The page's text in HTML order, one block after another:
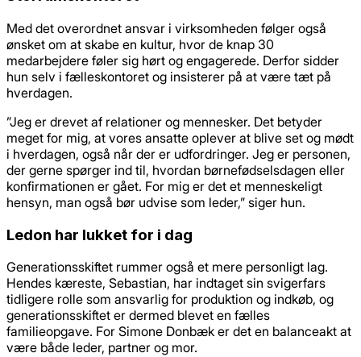
Med det overordnet ansvar i virksomheden følger også
ønsket om at skabe en kultur, hvor de knap 30
medarbejdere føler sig hørt og engagerede. Derfor sidder
hun selv i fælleskontoret og insisterer på at være tæt på
hverdagen.
”Jeg er drevet af relationer og mennesker. Det betyder
meget for mig, at vores ansatte oplever at blive set og mødt
i hverdagen, også når der er udfordringer. Jeg er personen,
der gerne spørger ind til, hvordan børnefødselsdagen eller
konfirmationen er gået. For mig er det et menneskeligt
hensyn, man også bør udvise som leder,” siger hun.
Ledon har lukket for i dag
Generationsskiftet rummer også et mere personligt lag.
Hendes kæreste, Sebastian, har indtaget sin svigerfars
tidligere rolle som ansvarlig for produktion og indkøb, og
generationsskiftet er dermed blevet en fælles
familieopgave. For Simone Donbæk er det en balanceakt at
være både leder, partner og mor.